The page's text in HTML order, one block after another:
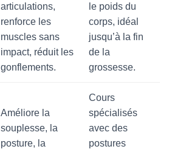
articulations,
renforce les
muscles sans
impact, réduit les
gonflements.
le poids du
corps, idéal
jusqu’à la fin
de la
grossesse.
Améliore la
souplesse, la
posture, la
Cours
spécialisés
avec des
postures